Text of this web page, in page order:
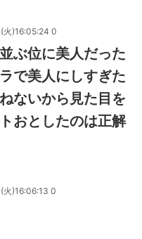
火)16:05:24 0
ぶ位に美人だった
で美人にしすぎた
ないから見た目を
おとしたのは正解
)16:06:13 0